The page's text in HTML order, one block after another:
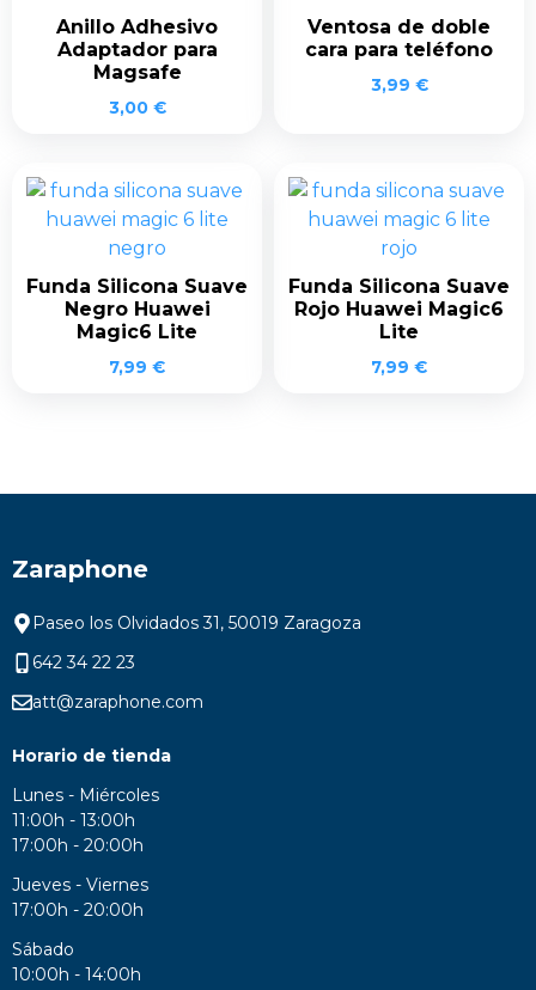
Anillo Adhesivo
Adaptador para
Magsafe
3,00 €
Ventosa de doble
cara para teléfono
3,99 €
Funda Silicona Suave
Negro Huawei
Magic6 Lite
7,99 €
Funda Silicona Suave
Rojo Huawei Magic6
Lite
7,99 €
Zaraphone
Paseo los Olvidados 31, 50019 Zaragoza
642 34 22 23
att@zaraphone.com
Horario de tienda
Lunes - Miércoles
11:00h - 13:00h
17:00h - 20:00h
Jueves - Viernes
17:00h - 20:00h
Sábado
10:00h - 14:00h